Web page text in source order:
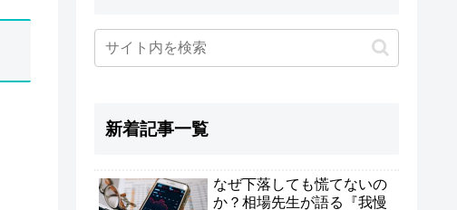
新着記事一覧
なぜ下落しても慌てないの
か？相場先生が語る『我慢